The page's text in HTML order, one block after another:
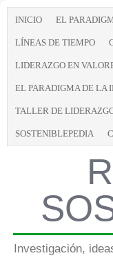
INICIO EL
LÍNEAS DE TIEMPO
LIDERAZGO EN
EL PARADIGMA DE LA
TALLER DE
SOSTENIBLEPEDIA
Investigación,